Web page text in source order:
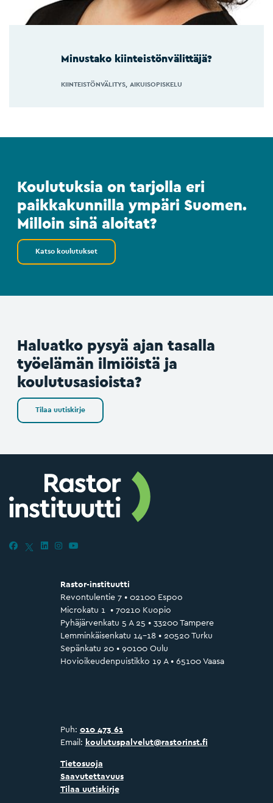
Minustako kiinteistönvälittäjä?
KIINTEISTÖNVÄLITYS AIKUISOPISKELU
Koulutuksia on tarjolla eri
paikkakunnilla ympäri Suomen.
Milloin sinä aloitat?
Katso koulutukset
Haluatko pysyä ajan tasalla
työelämän ilmiöistä ja
koulutusasioista?
Tilaa uutiskirje
Rastor-instituutti
Revontulentie 7 • 02100 Espoo
Microkatu 1 • 70210 Kuopio
Pyhäjärvenkatu 5 A 25 • 33200 Tampere
Lemminkäisenkatu 14–18 • 20520 Turku
Sepänkatu 20 • 90100 Oulu
Hovioikeudenpuistikko 19 A • 65100 Vaasa
Puh: 010 473 61
Email: koulutuspalvelut@rastorinst.fi
Tietosuoja
Saavutettavuus
Tilaa uutiskirje